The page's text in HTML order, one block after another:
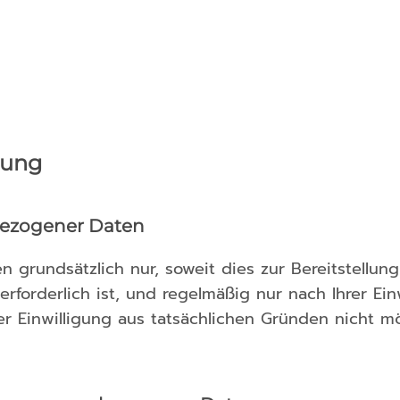
Daten
grundsätzlich nur, soweit dies zur
ist, und regelmäßig nur nach Ihrer
Einwilligung aus tatsächlichen Gründen nicht